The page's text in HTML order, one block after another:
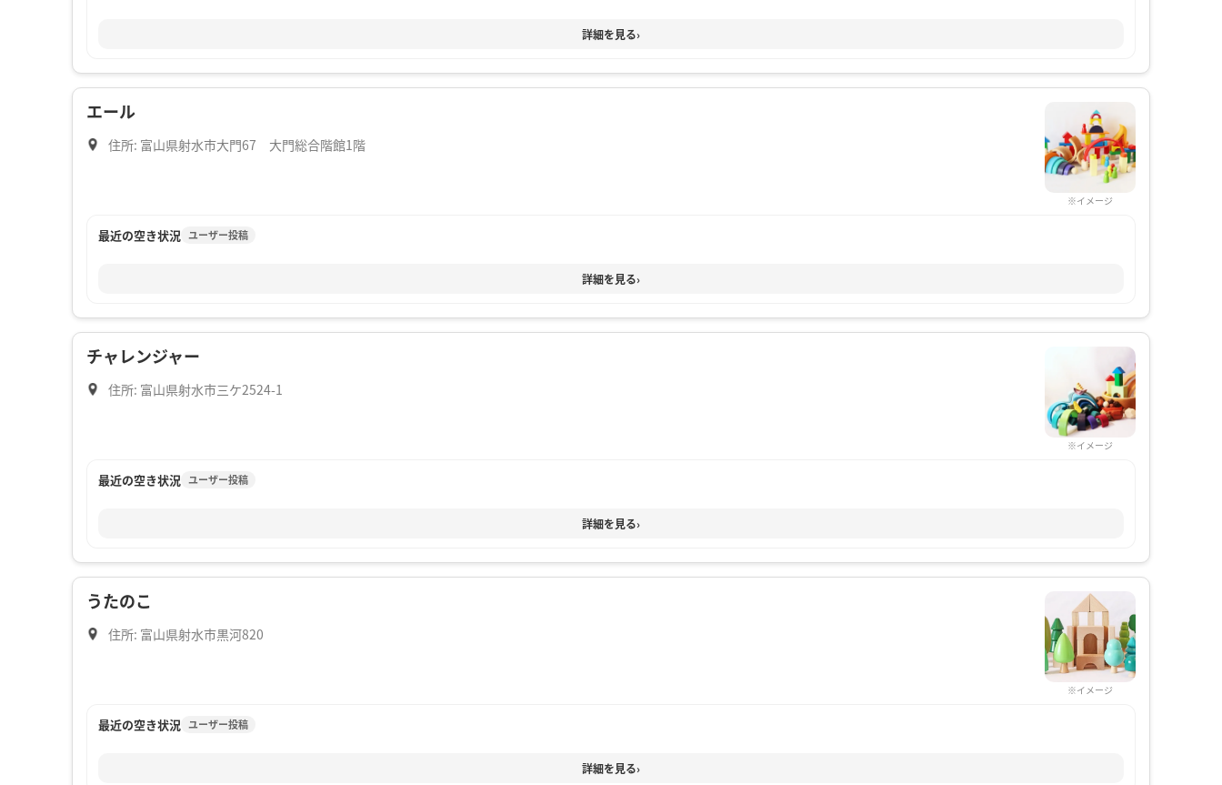
詳細を見る›
エール
住所: 富山県射水市大門67 大門総合階館1階
※イメージ
最近の空き状況 ユーザー投稿
詳細を見る›
チャレンジャー
住所: 富山県射水市三ケ2524-1
※イメージ
最近の空き状況 ユーザー投稿
詳細を見る›
うたのこ
住所: 富山県射水市黒河820
※イメージ
最近の空き状況 ユーザー投稿
詳細を見る›